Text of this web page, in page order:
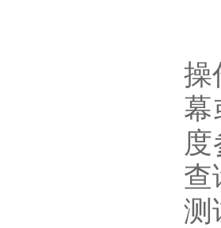
操
幕
查
测